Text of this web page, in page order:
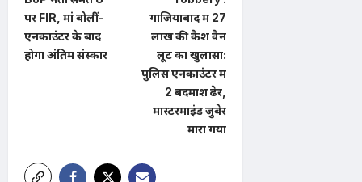
t
n
a
पर FIR, मां बोलीं-
एनकाउंटर के बाद
होगा अंतिम संस्कार
गाजियाबाद में 27
लाख की कैश वैन
लूट का खुलासा:
पुलिस एनकाउंटर में
2 बदमाश ढेर,
मास्टरमाइंड जुबेर
मारा गया